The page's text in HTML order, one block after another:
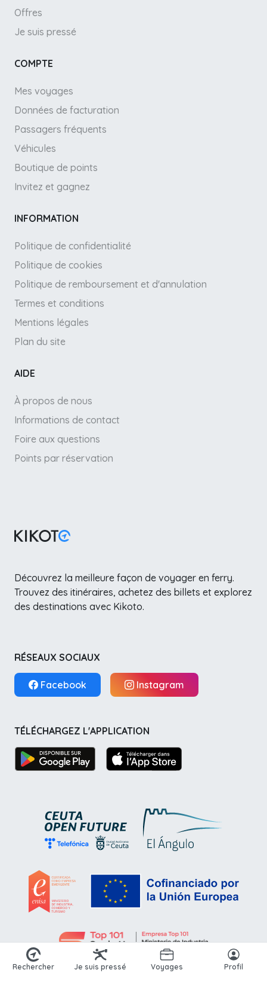
Rechercher Je suis pressé Voyages Profil
Offres
Je suis pressé
COMPTE
Mes voyages
Données de facturation
Passagers fréquents
Véhicules
Boutique de points
Invitez et gagnez
INFORMATION
Politique de confidentialité
Politique de cookies
Politique de remboursement et d'annulation
Termes et conditions
Mentions légales
Plan du site
AIDE
À propos de nous
Informations de contact
Foire aux questions
Points par réservation
Découvrez la meilleure façon de voyager en ferry.
Trouvez des itinéraires, achetez des billets et explorez
des destinations avec Kikoto.
RÉSEAUX SOCIAUX
Facebook Instagram
TÉLÉCHARGEZ L'APPLICATION